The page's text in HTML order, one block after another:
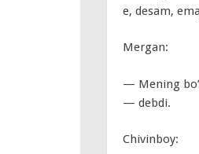
e, desam,
Mergan:
— Mening
— debdi.
Chivinboy: